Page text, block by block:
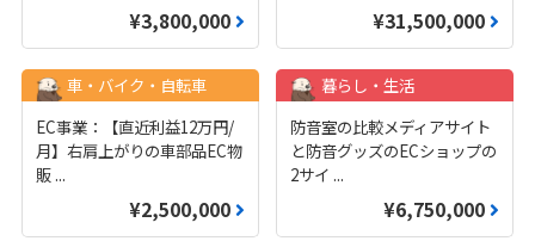
¥3,800,000 ¥31,500,000
車・バイク・自転車
EC事業：【直近利益12万円/
月】右肩上がりの車部品EC物
販 ...
¥2,500,000
暮らし・生活
防音室の比較メディアサイト
と防音グッズのECショップの
2サイ ...
¥6,750,000